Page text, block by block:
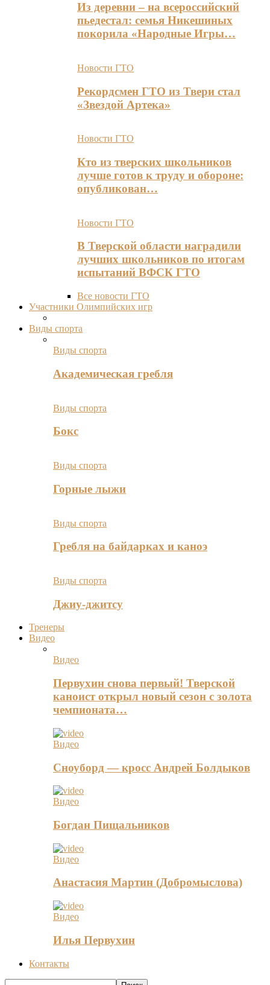
Из деревни – на всероссийский
пьедестал: семья Никешиных
покорила «Народные Игры…
Новости ГТО
Рекордсмен ГТО из Твери стал
«Звездой Артека»
Новости ГТО
Кто из тверских школьников
лучше готов к труду и обороне:
опубликован…
Новости ГТО
В Тверской области наградили
лучших школьников по итогам
испытаний ВФСК ГТО
Все новости ГТО
Участники Олимпийских игр
Виды спорта
Виды спорта
Академическая гребля
Виды спорта
Бокс
Виды спорта
Горные лыжи
Виды спорта
Гребля на байдарках и каноэ
Виды спорта
Джиу-джитсу
Тренеры
Видео
Видео
Первухин снова первый! Тверской
каноист открыл новый сезон с золота
чемпионата…
Видео
Сноуборд — кросс Андрей Болдыков
Видео
Богдан Пищальников
Видео
Анастасия Мартин (Добромыслова)
Видео
Илья Первухин
Контакты